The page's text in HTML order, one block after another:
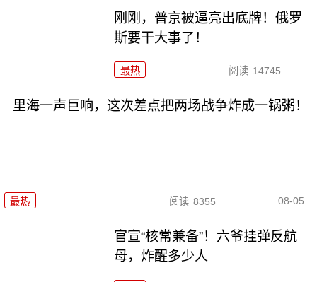
刚刚，普京被逼亮出底牌！俄罗
斯要干大事了！
最热 阅读 14745
里海一声巨响，这次差点把两场战争炸成一锅粥！
最热 阅读 8355 08-05
官宣“核常兼备”！六爷挂弹反航
母，炸醒多少人